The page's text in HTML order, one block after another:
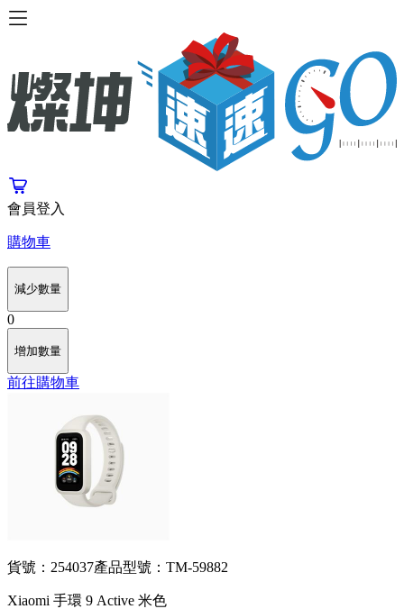
會員登入
購物車
減少數量
0
增加數量
前往購物車
貨號：254037產品型號：TM-59882
Xiaomi 手環 9 Active 米色